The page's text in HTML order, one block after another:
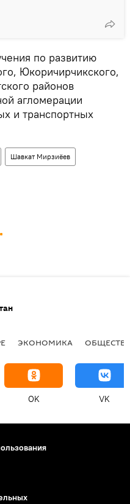
по развитию
Юкоричирчикского,
районов
агломерации
и транспортных
Шавкат Мирзиёев
ЭКОНОМИКА
OK VK